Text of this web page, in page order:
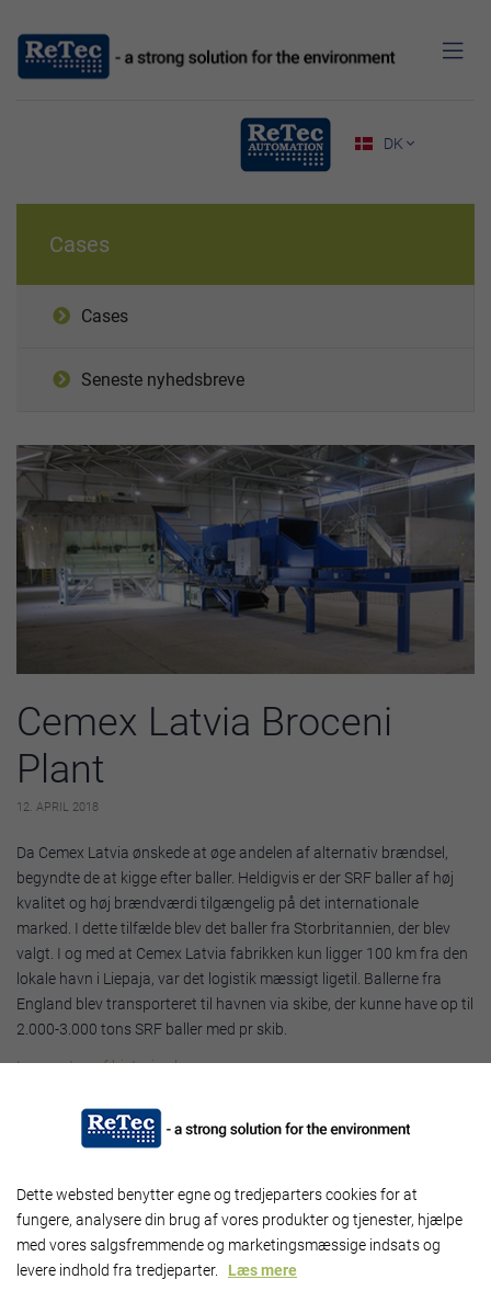

DK 
Cases
Cases
Seneste nyhedsbreve
Cemex Latvia Broceni
Plant
12. APRIL 2018
Da Cemex Latvia ønskede at øge andelen af alternativ brændsel,
begyndte de at kigge efter baller. Heldigvis er der SRF baller af høj
kvalitet og høj brændværdi tilgængelig på det internationale
marked. I dette tilfælde blev det baller fra Storbritannien, der blev
valgt. I og med at Cemex Latvia fabrikken kun ligger 100 km fra den
lokale havn i Liepaja, var det logistik mæssigt ligetil. Ballerne fra
England blev transporteret til havnen via skibe, der kunne have op til
2.000-3.000 tons SRF baller med pr skib.
Læs resten af historien her
Vil du vide mere om ReTec Balleåbner? Så se mere på siden her
Adresse
ReTec Miljø ApS
Dette websted benytter egne og tredjeparters cookies for at
fungere, analysere din brug af vores produkter og tjenester, hjælpe
med vores salgsfremmende og marketingsmæssige indsats og
levere indhold fra tredjeparter. Læs mere